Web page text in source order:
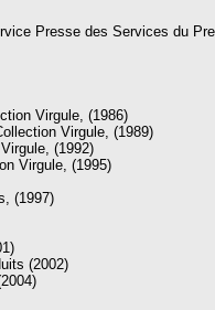
Presse des Services du
Virgule, (1986)
Virgule, (1989)
(1992)
Virgule, (1995)
(1997)
(2002)